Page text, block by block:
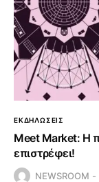
ΕΚΔΗΛΩΣΕΙΣ
Meet Market: Η
επιστρέφει!
NEWSROOM